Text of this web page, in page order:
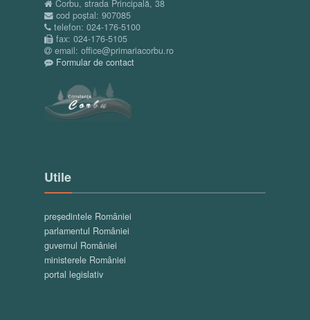
Corbu, strada Principală, 38
cod poștal: 907085
telefon: 024-176-5100
fax: 024-176-5105
email: office@primariacorbu.ro
Formular de contact
Utile
președintele României
parlamentul României
guvernul României
ministerele României
portal legislativ